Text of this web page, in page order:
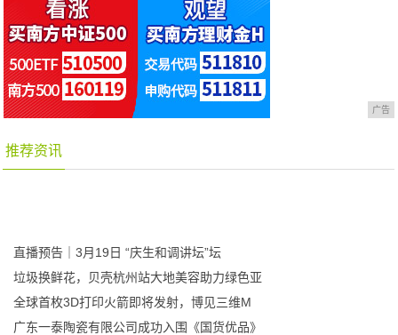
广告
推荐资讯
直播预告｜3月19日 “庆生和调讲坛”坛
垃圾换鲜花，贝壳杭州站大地美容助力绿色亚
全球首枚3D打印火箭即将发射，博见三维M
广东一泰陶瓷有限公司成功入围《国货优品》